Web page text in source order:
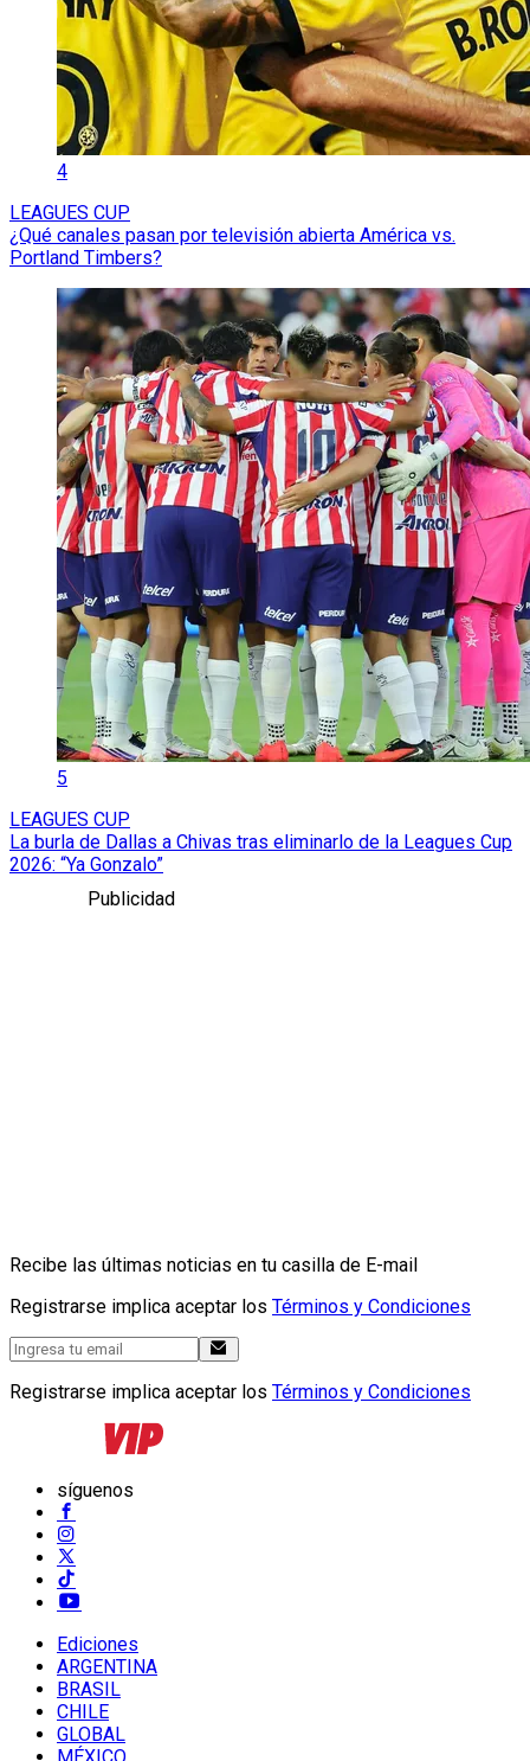
4
LEAGUES CUP
¿Qué canales pasan por televisión abierta América vs.
Portland Timbers?
5
LEAGUES CUP
La burla de Dallas a Chivas tras eliminarlo de la Leagues Cup
2026: “Ya Gonzalo”
Publicidad
Recibe las últimas noticias en tu casilla de E-mail
Registrarse implica aceptar los Términos y Condiciones
Registrarse implica aceptar los Términos y Condiciones
síguenos
Ediciones
ARGENTINA
BRASIL
CHILE
GLOBAL
MÉXICO